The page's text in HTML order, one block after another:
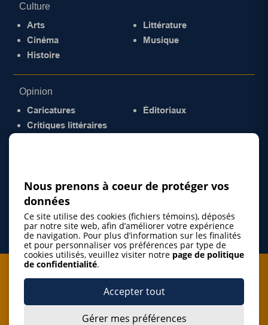
Culture
Arts
Cinéma
Histoire
Littérature
Musique
Opinion
Caricatures
Critiques littéraires
Éditoriaux
Je m'abonne à l'infolettre
Nous prenons à coeur de protéger vos
données
Ce site utilise des cookies (fichiers témoins), déposés
par notre site web, afin d’améliorer votre expérience
de navigation. Pour plus d’information sur les finalités
et pour personnaliser vos préférences par type de
cookies utilisés, veuillez visiter notre page de politique
de confidentialité.
Accepter tout
Gérer mes préférences